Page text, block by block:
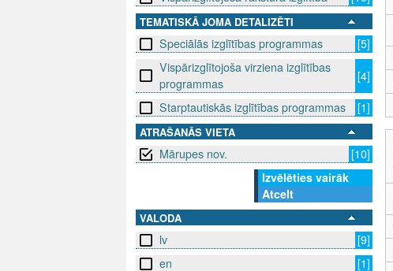
TEMATISKĀ JOMA DETALIZĒTI
Speciālās izglītības programmas
[5]
Vispārizglītojoša virziena izglītības
programmas
[4]
Starptautiskās izglītības programmas
[1]
ATRAŠANĀS VIETA
Mārupes nov.
[10]
Izvēlēties vairāk
Atcelt
VALODA
lv
[9]
en
[1]